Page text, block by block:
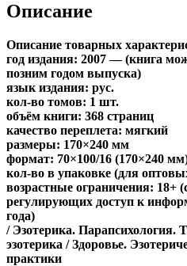
Описание
Описание товарных
год издания: 2007 — (книга
позним годом выпуска)
язык издания: рус.
кол-во томов: 1 шт.
объём книги: 368 страниц
качество переплета: мягкий
размеры: 170×240 мм
формат: 70×100/16 (170×240
кол-во в упаковке (для
возрастные ограничения: 18+
регулирующих доступ к
года)
/ Эзотерика. Парапсихология.
эзотерика / Здоровье.
практики